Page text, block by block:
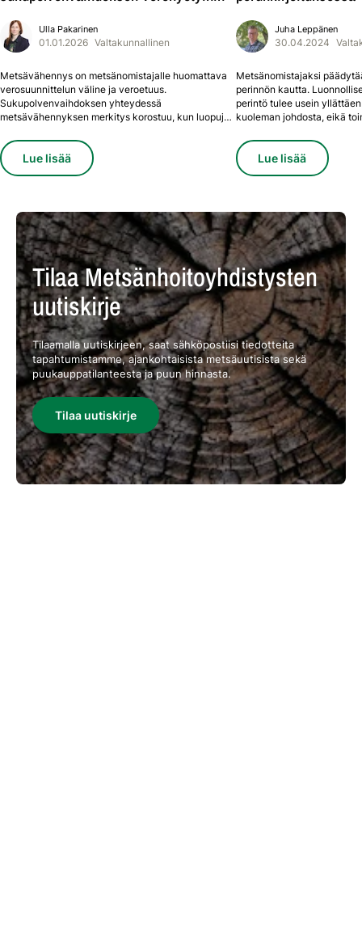
Ulla Pakarinen
01.01.2026 Valtakunnallinen
Metsävähennys on metsänomistajalle huomattava
verosuunnittelun väline ja veroetuus.
Sukupolvenvaihdoksen yhteydessä
metsävähennyksen merkitys korostuu, kun luopujan
Lue lisää
Juha Leppänen
30.04.2024
Metsänomistajaksi
perinnön kautta.
perintö tulee usein
kuoleman johdosta, eikä
suunnittelemaan.
Lue lisää
Tilaa Metsänhoitoyhdistysten
uutiskirje
Tilaamalla uutiskirjeen, saat sähköpostiisi tiedotteita
tapahtumistamme, ajankohtaisista metsäuutisista sekä
puukauppatilanteesta ja puun hinnasta.
Tilaa uutiskirje